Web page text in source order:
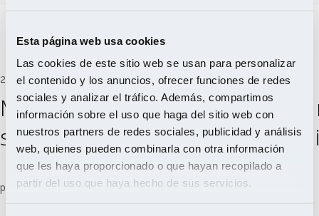
Esta página web usa cookies
Las cookies de este sitio web se usan para personalizar
el contenido y los anuncios, ofrecer funciones de redes
sociales y analizar el tráfico. Además, compartimos
información sobre el uso que haga del sitio web con
nuestros partners de redes sociales, publicidad y análisis
web, quienes pueden combinarla con otra información
que les haya proporcionado o que hayan recopilado a
partir del uso que haya hecho de sus servicios.
25 de octubre de 2023
Madera en interiorismo:
sostenibilidad y la
porJesusdelser Prensa,Madera Sostenible 0 Comments